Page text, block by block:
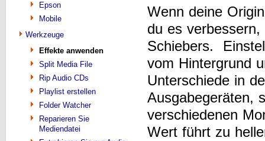
Epson
Mobile
Werkzeuge
Effekte anwenden
Split Media File
Rip Audio CDs
Playlist erstellen
Folder Watcher
Reparieren Sie
Mediendatei
Wenn deine
du es
Schiebers.
vom Hintergrund
Unterschiede in
Ausgabegeräten,
verschiedenen
Wert führt zu